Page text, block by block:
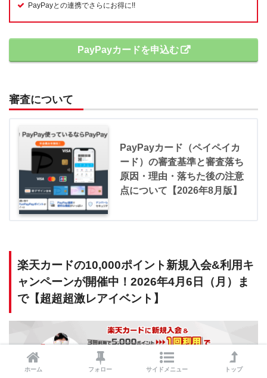
PayPayとの連携でさらにお得に!!
PayPayカードを申込む
審査について
PayPayカード（ペイペイカ
ード）の審査基準と審査落ち
原因・理由・落ちた後の注意
点について【2026年8月版】
楽天カードの10,000ポイント新規入会&利用キ
ャンペーンが開催中！2026年4月6日（月）ま
で【超超超激レアイベント】
ホーム フォロー サイドメニュー トップ